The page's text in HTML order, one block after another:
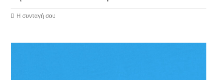
Η συνταγή σου